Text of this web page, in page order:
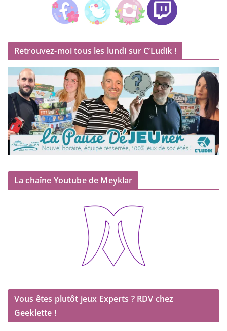
Retrouvez-moi tous les lundi sur C’Ludik !
La chaîne Youtube de Meyklar
Vous êtes plutôt jeux Experts ? RDV chez
Geeklette !